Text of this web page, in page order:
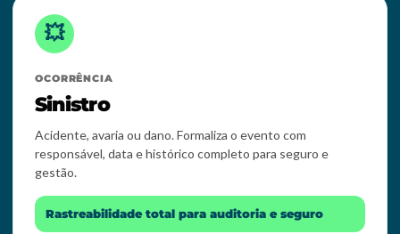
💥
OCORRÊNCIA
Sinistro
Acidente, avaria ou dano. Formaliza o evento com
responsável, data e histórico completo para seguro e
gestão.
Rastreabilidade total para auditoria e seguro